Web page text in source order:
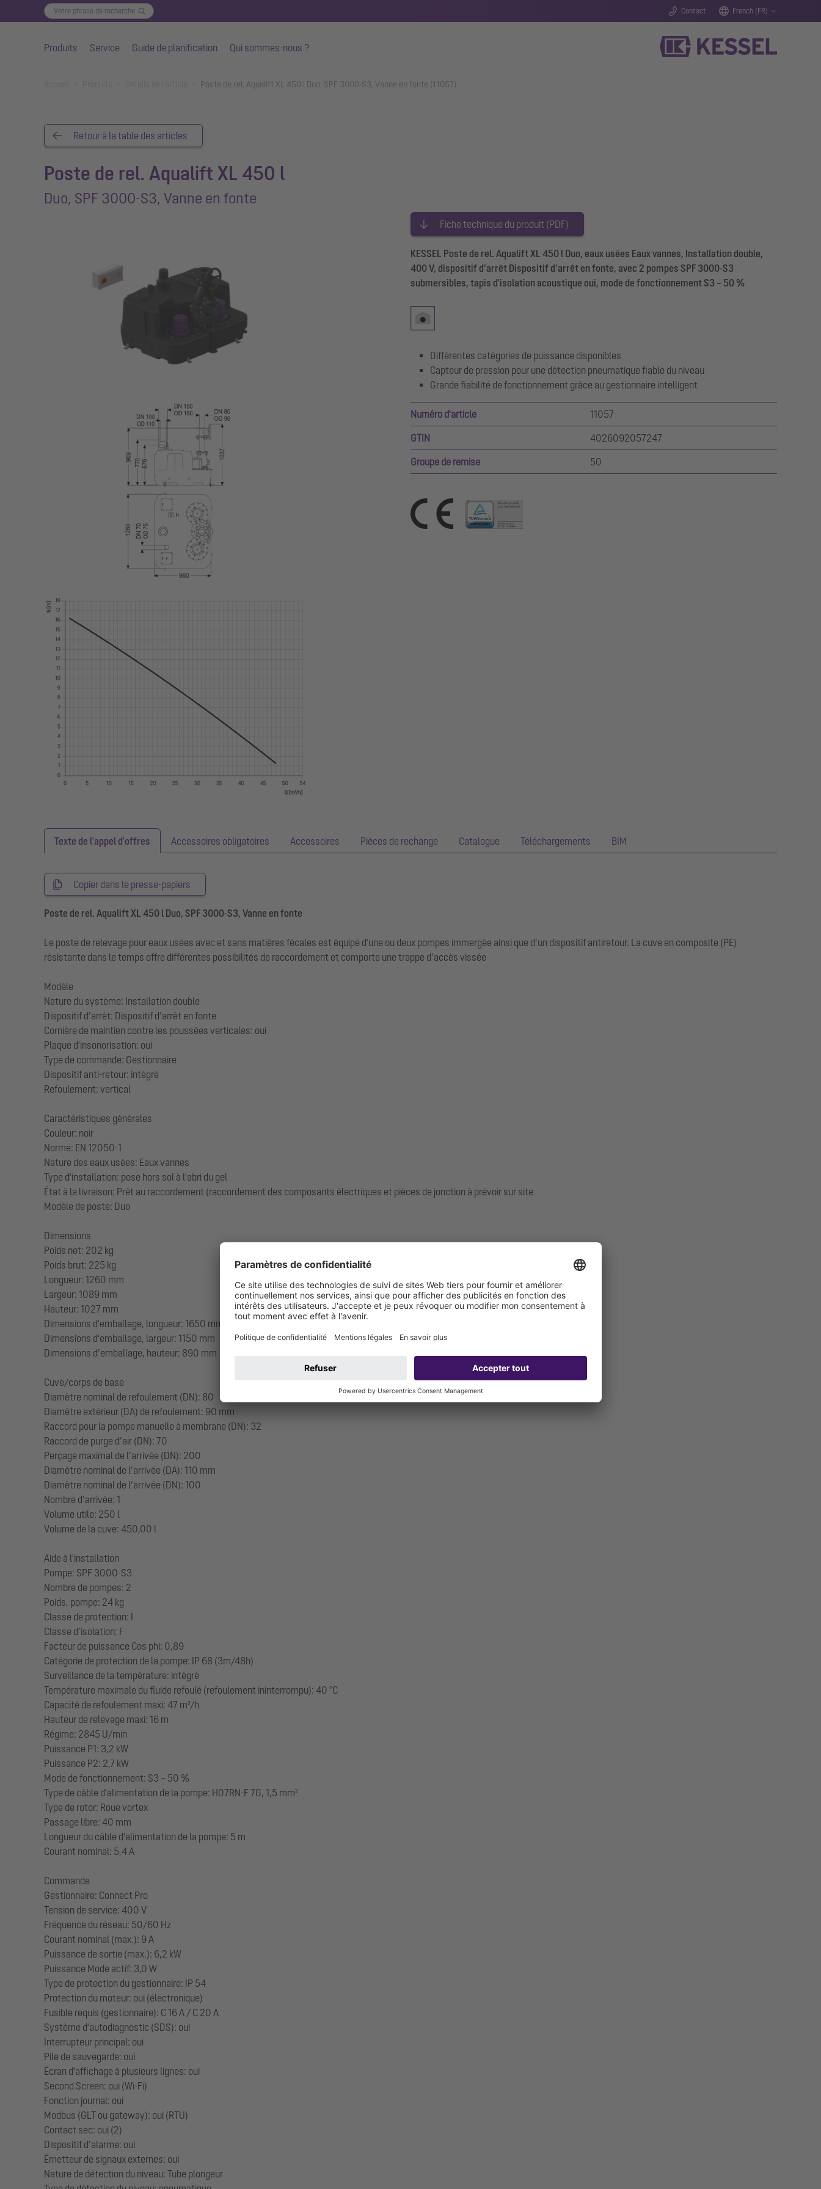
Contact French (FR)
Produits Service Guide de planification Qui sommes-nous ?
Poste de rel. Aqualift XL 450 l Duo, SPF 3000-S3, Vanne en fonte (11057)
Retour à la table des articles
Poste de rel. Aqualift XL 450 l
Duo, SPF 3000-S3, Vanne en fonte
Fiche technique du produit (PDF)
KESSEL Poste de rel. Aqualift XL 450 l Duo, eaux usées Eaux vannes, Installation double,
400 V, dispositif d’arrêt Dispositif d’arrêt en fonte, avec 2 pompes SPF 3000-S3
submersibles, tapis d'isolation acoustique oui, mode de fonctionnement S3 – 50 %
Différentes catégories de puissance disponibles
Capteur de pression pour une détection pneumatique fiable du niveau
Grande fiabilité de fonctionnement grâce au gestionnaire intelligent
Numéro d'article 11057
GTIN 4026092057247
Groupe de remise 50
Texte de l'appel d'offres Accessoires obligatoires Accessoires Pièces de rechange Catalogue Téléchargements BIM
Copier dans le presse-papiers
Poste de rel. Aqualift XL 450 l Duo, SPF 3000-S3, Vanne en fonte
Le poste de relevage pour eaux usées avec et sans matières fécales est équipé d'une ou deux pompes immergée ainsi que d’un dispositif antiretour. La cuve en composite (PE)
résistante dans le temps offre différentes possibilités de raccordement et comporte une trappe d’accès vissée
Modèle
Nature du système: Installation double
Dispositif d’arrêt: Dispositif d’arrêt en fonte
Cornière de maintien contre les poussées verticales: oui
Plaque d'insonorisation: oui
Type de commande: Gestionnaire
Dispositif anti-retour: intégré
Refoulement: vertical
Caractéristiques générales
Couleur: noir
Norme: EN 12050-1
Nature des eaux usées: Eaux vannes
Type d'installation: pose hors sol à l'abri du gel
État à la livraison: Prêt au raccordement (raccordement des composants électriques et pièces de jonction à prévoir sur site
Modèle de poste: Duo
Dimensions
Poids net: 202 kg
Poids brut: 225 kg
Longueur: 1260 mm
Largeur: 1089 mm
Hauteur: 1027 mm
Dimensions d'emballage, longueur: 1650 mm
Dimensions d'emballage, largeur: 1150 mm
Dimensions d’emballage, hauteur: 890 mm
Cuve/corps de base
Diamètre nominal de refoulement (DN): 80
Diamètre extérieur (DA) de refoulement: 90 mm
Raccord pour la pompe manuelle à membrane (DN): 32
Raccord de purge d’air (DN): 70
Perçage maximal de l’arrivée (DN): 200
Diamètre nominal de l’arrivée (DA): 110 mm
Diamètre nominal de l’arrivée (DN): 100
Nombre d’arrivée: 1
Volume utile: 250 l
Volume de la cuve: 450,00 l
Aide à l'installation
Pompe: SPF 3000-S3
Nombre de pompes: 2
Poids, pompe: 24 kg
Classe de protection: I
Classe d’isolation: F
Facteur de puissance Cos phi: 0,89
Catégorie de protection de la pompe: IP 68 (3m/48h)
Surveillance de la température: intégré
Température maximale du fluide refoulé (refoulement ininterrompu): 40 °C
Capacité de refoulement maxi: 47 m³/h
Hauteur de relevage maxi: 16 m
Régime: 2845 U/min
Puissance P1: 3,2 kW
Puissance P2: 2,7 kW
Mode de fonctionnement: S3 – 50 %
Type de câble d'alimentation de la pompe: H07RN-F 7G, 1,5 mm²
Type de rotor: Roue vortex
Passage libre: 40 mm
Longueur du câble d'alimentation de la pompe: 5 m
Courant nominal: 5,4 A
Commande
Gestionnaire: Connect Pro
Tension de service: 400 V
Fréquence du réseau: 50/60 Hz
Courant nominal (max.): 9 A
Puissance de sortie (max.): 6,2 kW
Puissance Mode actif: 3,0 W
Type de protection du gestionnaire: IP 54
Protection du moteur: oui (électronique)
Fusible requis (gestionnaire): C 16 A / C 20 A
Système d'autodiagnostic (SDS): oui
Interrupteur principal: oui
Pile de sauvegarde: oui
Écran d'affichage à plusieurs lignes: oui
Second Screen: oui (Wi-Fi)
Fonction journal: oui
Modbus (GLT ou gateway): oui (RTU)
Contact sec: oui (2)
Dispositif d’alarme: oui
Émetteur de signaux externes: oui
Nature de détection du niveau: Tube plongeur